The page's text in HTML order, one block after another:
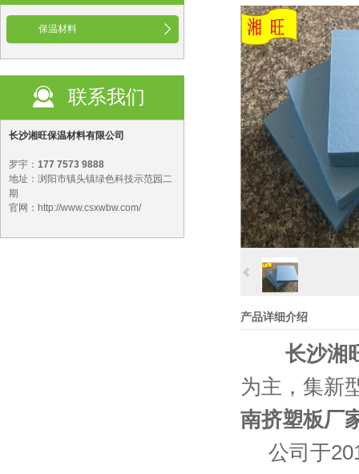
产品详细介绍
长沙湘
为主，集新
南挤塑板厂
公司于
保温材料
联系我们
长沙湘旺保温材料有限公司
罗宇： 177 7573 9888
地址：浏阳市镇头镇绿色科技示范园二
期
官网：http://www.csxwbw.com/